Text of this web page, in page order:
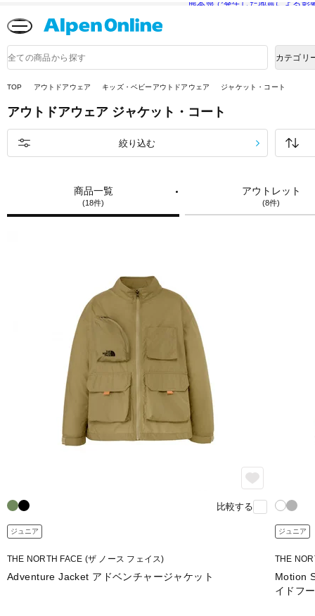
熊本県で発生した地震による影
品
検
カテゴリ
TOP アウトドアウェア キッズ・ベビーアウトドアウェア ジャケット・コート
アウトドアウェア ジャケット・コート
商品一覧
(18件)
アウトレット
(8件)
絞り込む
比較する
ジュニア
THE NORTH FACE (ザ ノース フェイス)
Adventure Jacket アドベンチャージャケット
ジュニア
THE
Motion
イドフ